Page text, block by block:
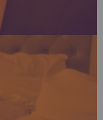
ayuda a proteger